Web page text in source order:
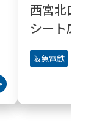
西宮北口7
シート広告
阪急電鉄